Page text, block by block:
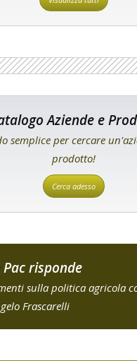
Aziende e
semplice per cercare
prodotto!
Cerca adesso
risponde
sulla politica agricola
Frascarelli